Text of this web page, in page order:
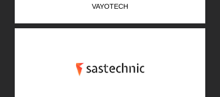
AR-GE Portal
EN
VAYOTECH